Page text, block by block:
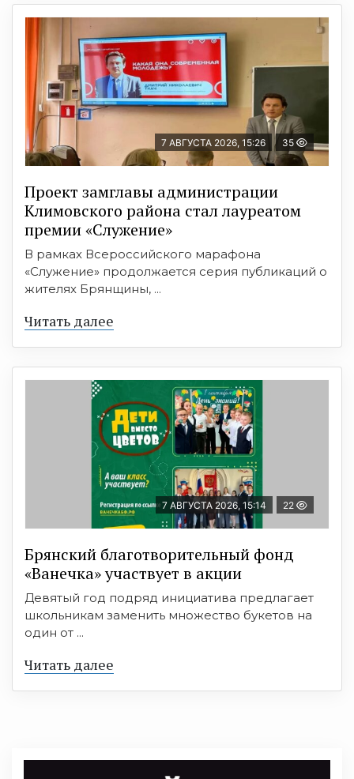
7 АВГУСТА 2026, 15:26 35
Проект замглавы администрации
Климовского района стал лауреатом
премии «Служение»
В рамках Всероссийского марафона
«Служение» продолжается серия публикаций о
жителях Брянщины, ...
Читать далее
7 АВГУСТА 2026, 15:14 22
Брянский благотворительный фонд
«Ванечка» участвует в акции
Девятый год подряд инициатива предлагает
школьникам заменить множество букетов на
один от ...
Читать далее